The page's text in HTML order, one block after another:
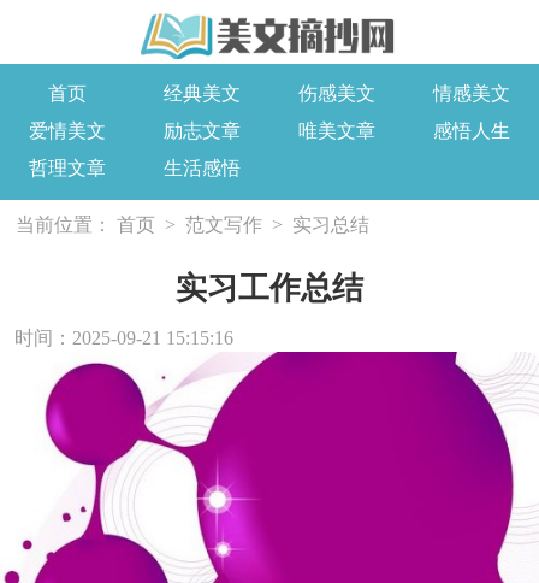
首页 经典美文 伤感美文
情感美文
爱情美文
励志文章 唯美文章
感悟人生
哲理文章
生活感悟
当前位置： 首页 > 范文写作 > 实习总结
实习工作总结
时间：2025-09-21 15:15:16